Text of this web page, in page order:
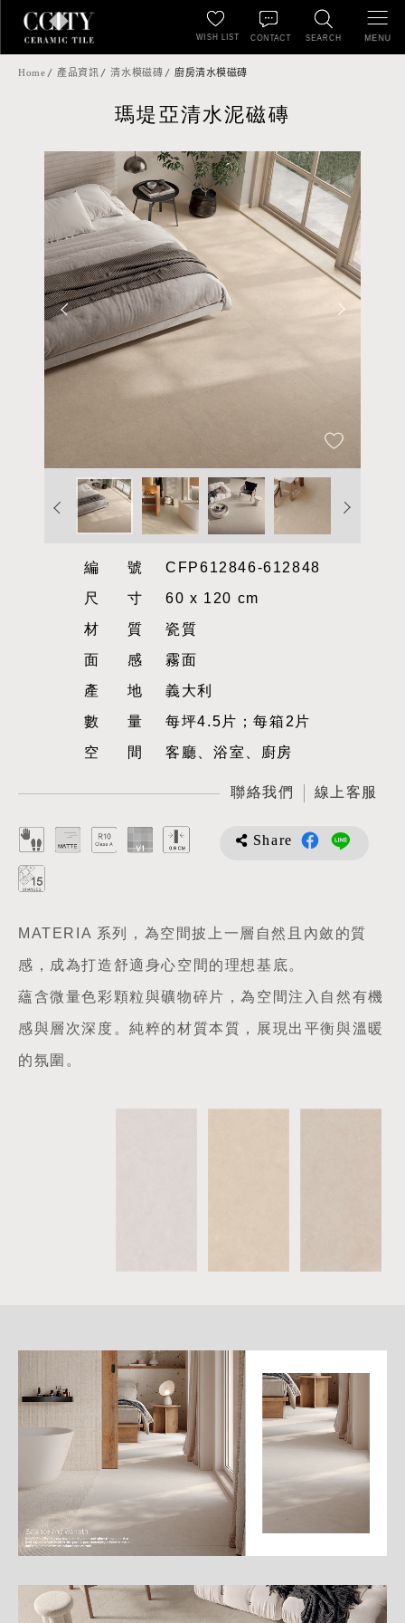
SEARCH
WISH LIST CONTACT MENU
Home 產品資訊 清水模磁磚 廚房清水模磁磚
瑪堤亞清水泥磁磚
編號CFP612846-612848
尺寸60 x 120 cm
材質瓷質
面感霧面
產地義大利
數量每坪4.5片；每箱2片
空間客廳、浴室、廚房
聯絡我們 線上客服
Share
MATERIA 系列，為空間披上一層自然且內斂的質
感，成為打造舒適身心空間的理想基底。
蘊含微量色彩顆粒與礦物碎片，為空間注入自然有機
感與層次深度。純粹的材質本質，展現出平衡與溫暖
的氛圍。
詳
細
介